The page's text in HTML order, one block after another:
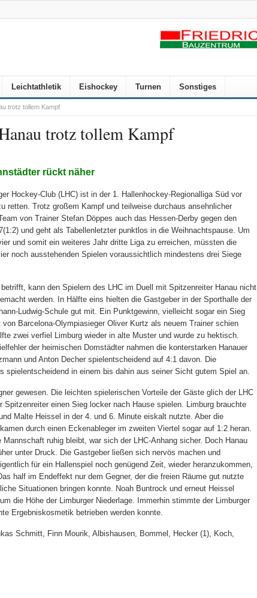
Leichtathletik Eishockey Turnen Sonstiges
trotz tollem Kampf
trotz tollem Kampf
rückt näher
Hockey-Club (LHC) ist in der 1. Hallenhockey-Regionalliga Süd vor
retten. Trotz großem Kampf und teilweise durchaus ansehnlicher
von Trainer Stefan Döppes auch das Hessen-Derby gegen den
und geht als Tabellenletzter punktlos in die Weihnachtspause. Um
und somit ein weiteres Jahr dritte Liga zu erreichen, müssten die
noch ausstehenden Spielen voraussichtlich mindestens drei Siege
kann den Spielern des LHC im Duell mit Spitzenreiter Hanau nicht
werden. In Hälfte eins hielten die Gastgeber in der Sporthalle der
Ludwig-Schule gut mit. Ein Punktgewinn, vielleicht sogar ein Sieg
Barcelona-Olympiasieger Oliver Kurtz als neuem Trainer schien
zwei verfiel Limburg wieder in alte Muster und wurde zu hektisch.
der heimischen Domstädter nahmen die konterstarken Hanauer
und Anton Decher spielentscheidend auf 4:1 davon. Die
in einem bis dahin aus seiner Sicht gutem Spiel an.
gewesen. Die leichten spielerischen Vorteile der Gäste glich der LHC
einen Sieg locker nach Hause spielen. Limburg brauchte
Malte Heissel in der 4. und 6. Minute eiskalt nutzte. Aber die
durch einen Eckenableger im zweiten Viertel sogar auf 1:2 heran.
ruhig bleibt, war sich der LHC-Anhang sicher. Doch Hanau
unter Druck. Die Gastgeber ließen sich nervös machen und
für ein Hallenspiel noch genügend Zeit, wieder heranzukommen,
half im Endeffekt nur dem Gegner, der die freien Räume gut nutzte
Situationen bringen konnte. Noah Buntrock und erneut Heissel
die Höhe der Limburger Niederlage. Immerhin stimmte der Limburger
Ergebniskosmetik betrieben werden konnte.
Schmitt, Finn Mourik, Albishausen, Bommel, Hecker (1), Koch,